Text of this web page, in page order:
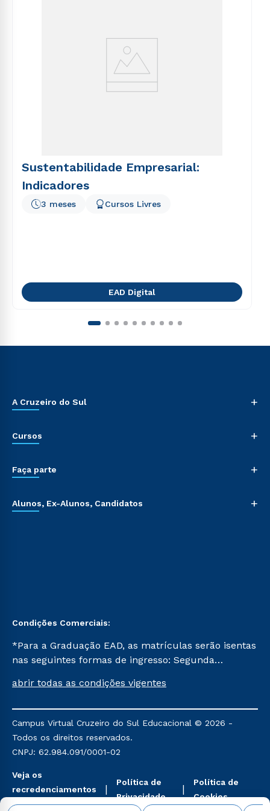
Sustentabilidade Empresarial:
Indicadores
3 meses Cursos Livres
EAD Digital
A Cruzeiro do Sul +
Cursos +
Faça parte +
Alunos, Ex-Alunos, Candidatos +
Condições Comerciais:
*Para a Graduação EAD, as matrículas serão isentas
nas seguintes formas de ingresso: Segunda
Já para as demais, a taxa de matrícula será de R$
mencionadas são referentes aos cursos: Ensino
Religioso, Geografia para a Docência e Metodologia
do Ensino de História: Questões Atuais.
abrir todas as condições vigentes
Campus Virtual Cruzeiro do Sul Educacional © 2026 -
Todos os direitos reservados.
CNPJ: 62.984.091/0001-02
Veja os
recredenciamentos
aqui
Política de
Privacidade
Política de
Cookies